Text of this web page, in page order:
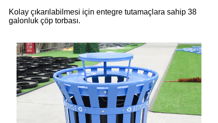
Kolay çıkarılabilmesi için entegre tutamaçlara sahip 38
galonluk çöp torbası.